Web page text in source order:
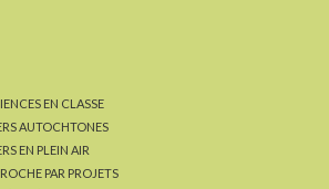
EN CLASSE
AUTOCHTONES
EN PLEIN AIR
PAR PROJETS